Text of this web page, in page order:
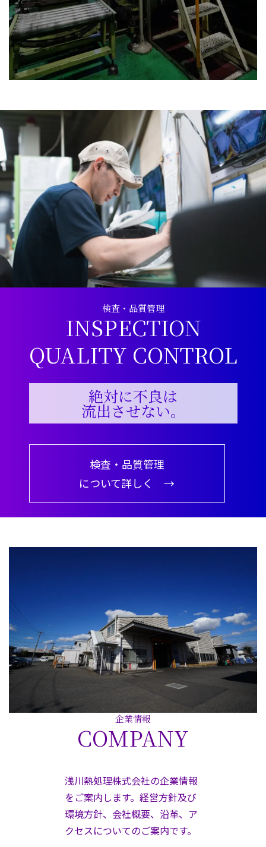
検査・品質管理
INSPECTION
QUALITY CONTROL
絶対に不良は
流出させない。
検査・品質管理
について詳しく →
企業情報
COMPANY
浅川熱処理株式会社の企業情報
をご案内します。経営方針及び
環境方針、会社概要、沿革、ア
クセスについてのご案内です。